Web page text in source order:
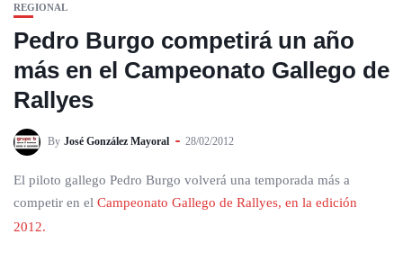
REGIONAL
Pedro Burgo competirá un año
más en el Campeonato Gallego de
Rallyes
By José González Mayoral 28/02/2012
El piloto gallego Pedro Burgo volverá una temporada más a
competir en el Campeonato Gallego de Rallyes, en la edición
2012.